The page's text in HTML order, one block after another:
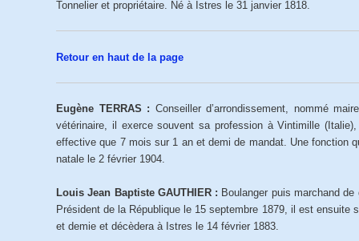
Tonnelier et propriétaire. Né à Istres le 31 janvier 1818.
Retour en haut de la page
Eugène TERRAS : Conseiller d’arrondissement, nommé
vétérinaire, il exerce souvent sa profession à Vintimille
effective que 7 mois sur 1 an et demi de mandat. Une fonction
natale le 2 février 1904.
Louis Jean Baptiste GAUTHIER : Boulanger puis marchand
Président de la République le 15 septembre 1879, il est
et demie et décèdera à Istres le 14 février 1883.